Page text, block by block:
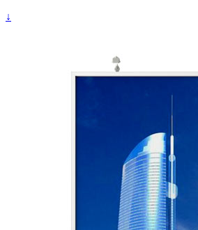
↓